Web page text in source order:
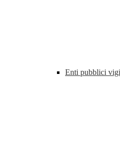
Enti pubblici